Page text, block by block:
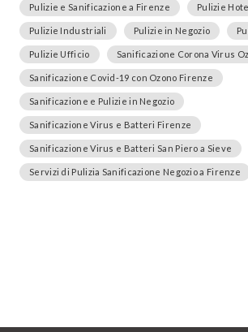
Pulizie e Sanificazione a Firenze Pulizie
Pulizie Industriali Pulizie in Negozio
Pulizie Ufficio Sanificazione Corona Virus
Sanificazione Covid-19 con Ozono Firenze
Sanificazione e Pulizie in Negozio
Sanificazione Virus e Batteri Firenze
Sanificazione Virus e Batteri San Piero a Sieve
Servizi di Pulizia Sanificazione Negozio a Firenze